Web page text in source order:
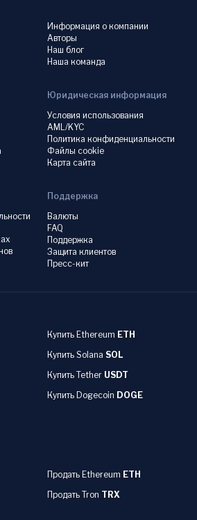
Информация о компании
Авторы
Наш блог
Наша команда
Юридическая информация
Условия использования
AML/KYC
Политика конфиденциальности
Файлы cookie
Карта сайта
Поддержка
Валюты
FAQ
Поддержка
Защита клиентов
Пресс-кит
Купить Ethereum ETH
Купить Solana SOL
Купить Tether USDT
Купить Dogecoin DOGE
Продать Ethereum ETH
Продать Tron TRX